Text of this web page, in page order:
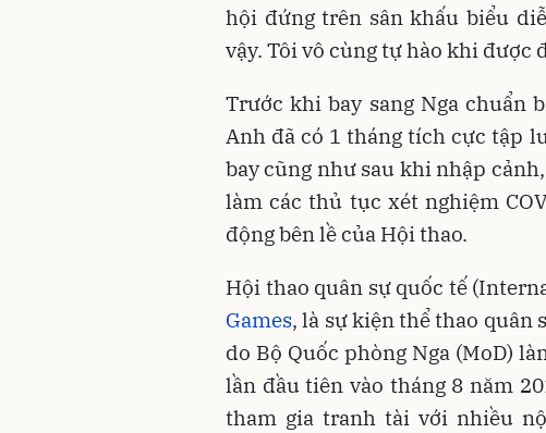
hội đứng trên sân khấu biểu
vậy. Tôi vô cùng tự hào khi được
Trước khi bay sang Nga chuẩn
Anh đã có 1 tháng tích cực tập
bay cũng như sau khi nhập
làm các thủ tục xét nghiệm
động bên lề của Hội thao.
Hội thao quân sự quốc tế
Games, là sự kiện thể thao quân
do Bộ Quốc phòng Nga (MoD)
lần đầu tiên vào tháng 8 năm
tham gia tranh tài với nhiều